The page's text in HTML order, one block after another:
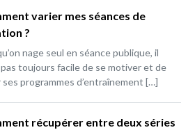
varier mes séances de
?
nage seul en séance publique, il
pas toujours facile de se motiver et de
ses programmes d’entraînement […]
récupérer entre deux séries